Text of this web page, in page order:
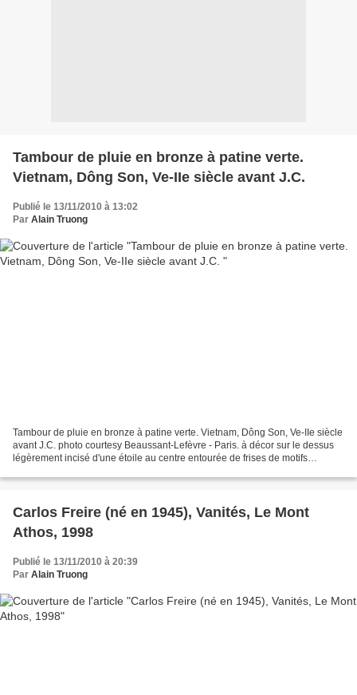
Tambour de pluie en bronze à patine verte.
Vietnam, Dông Son, Ve-IIe siècle avant J.C.
Publié le 13/11/2010 à 13:02
Par Alain Truong
Tambour de pluie en bronze à patine verte. Vietnam, Dông Son, Ve-IIe siècle
avant J.C. photo courtesy Beaussant-Lefèvre - Paris. à décor sur le dessus
légèrement incisé d'une étoile au centre entourée de frises de motifs
Carlos Freire (né en 1945), Vanités, Le Mont
Athos, 1998
Publié le 13/11/2010 à 20:39
Par Alain Truong